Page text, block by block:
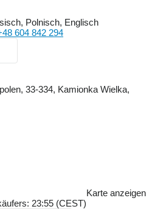
Polnisch, Englisch
604 842 294
33-334, Kamionka Wielka,
Karte anzeigen
23:55 (CEST)